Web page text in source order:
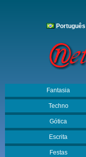
Português
Fantasia
Techno
Gótica
Escrita
Festas